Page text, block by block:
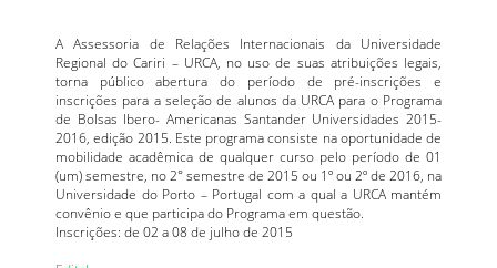
A Assessoria de Relações Internacionais da Universidade
Regional do Cariri – URCA, no uso de suas atribuições legais,
torna público abertura do período de pré-inscrições e
inscrições para a seleção de alunos da URCA para o Programa
de Bolsas Ibero- Americanas Santander Universidades 2015-
2016, edição 2015. Este programa consiste na oportunidade de
mobilidade acadêmica de qualquer curso pelo período de 01
(um) semestre, no 2° semestre de 2015 ou 1º ou 2º de 2016, na
Universidade do Porto – Portugal com a qual a URCA mantém
convênio e que participa do Programa em questão.
Inscrições: de 02 a 08 de julho de 2015